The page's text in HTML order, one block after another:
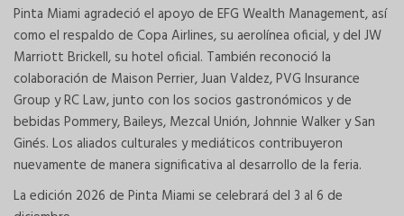
Pinta Miami agradeció el apoyo de EFG Wealth Management, así
como el respaldo de Copa Airlines, su aerolínea oficial, y del JW
Marriott Brickell, su hotel oficial. También reconoció la
colaboración de Maison Perrier, Juan Valdez, PVG Insurance
Group y RC Law, junto con los socios gastronómicos y de
bebidas Pommery, Baileys, Mezcal Unión, Johnnie Walker y San
Ginés. Los aliados culturales y mediáticos contribuyeron
nuevamente de manera significativa al desarrollo de la feria.
La edición 2026 de Pinta Miami se celebrará del 3 al 6 de